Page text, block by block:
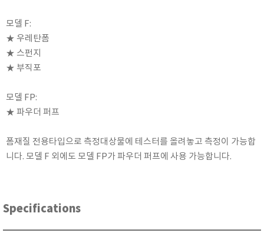
Showa sokki
SIMCO
SNDWAY
SONIC CORPORATION
T&D
TAKEMURA
TENMARS
THERMO LAB
모델 F:
★ 우레탄폼
★ 스펀지
★ 부직포
모델 FP:
★ 파우더 퍼프
폼재질 전용타입으로 측정대상물에 테스터를 올려놓고 측정이 가능합
니다. 모델 F 외에도 모델 FP가 파우더 퍼프에 사용 가능합니다.
Specifications